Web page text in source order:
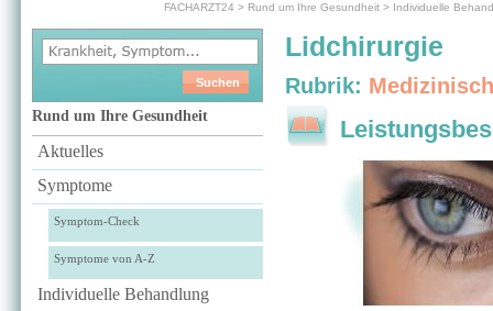
FACHARZT24 > Rund um Ihre Gesundheit > Individuelle
Rund um Ihre Gesundheit
Aktuelles
Symptome
Symptom-Check
Symptome von A-Z
Individuelle Behandlung
Lidchirurgie
Rubrik: